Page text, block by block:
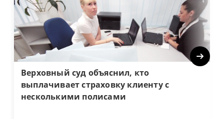
Верховный суд объяснил, кто
выплачивает страховку клиенту с
несколькими полисами
Next